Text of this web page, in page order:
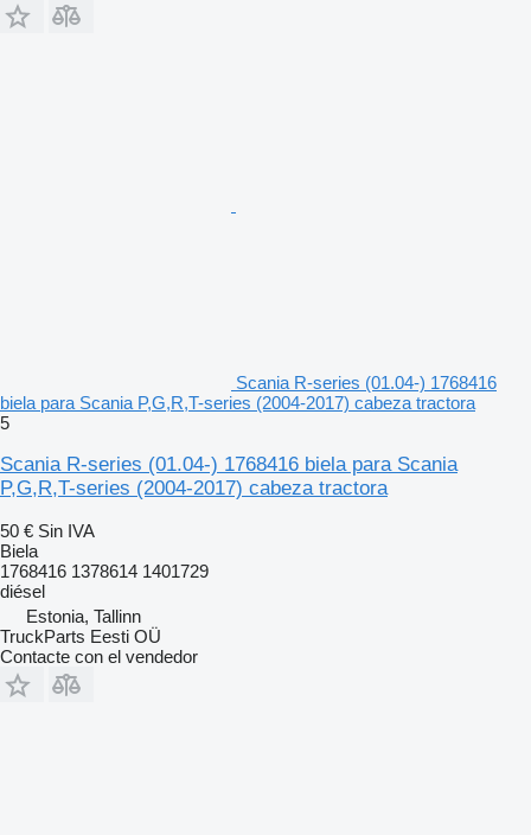
Scania R-series (01.04-) 1768416
biela para Scania P,G,R,T-series (2004-2017) cabeza tractora
5
Scania R-series (01.04-) 1768416 biela para Scania
P,G,R,T-series (2004-2017) cabeza tractora
50 € Sin IVA
Biela
1768416 1378614 1401729
diésel
Estonia, Tallinn
TruckParts Eesti OÜ
Contacte con el vendedor